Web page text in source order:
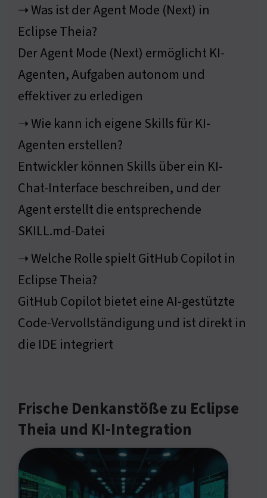
➝ Was ist der Agent Mode (Next) in
Eclipse Theia?
Der Agent Mode (Next) ermöglicht KI-
Agenten, Aufgaben autonom und
effektiver zu erledigen
➝ Wie kann ich eigene Skills für KI-
Agenten erstellen?
Entwickler können Skills über ein KI-
Chat-Interface beschreiben, und der
Agent erstellt die entsprechende
SKILL.md-Datei
➝ Welche Rolle spielt GitHub Copilot in
Eclipse Theia?
GitHub Copilot bietet eine AI-gestützte
Code-Vervollständigung und ist direkt in
die IDE integriert
Frische Denkanstöße zu Eclipse
Theia und KI-Integration